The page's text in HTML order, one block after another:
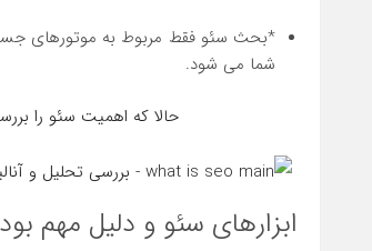
*بحث سئو فقط مربوط به موتورهای
شما می شود.
حالا که اهمیت سئو را
ابزارهای سئو و دلیل مهم